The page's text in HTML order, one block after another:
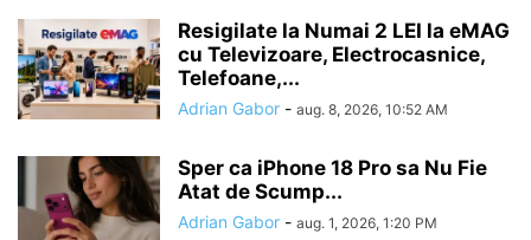
Resigilate la Numai 2 LEI la eMAG
cu Televizoare, Electrocasnice,
Telefoane,...
Adrian Gabor - aug. 8, 2026, 10:52 AM
Sper ca iPhone 18 Pro sa Nu Fie
Atat de Scump...
Adrian Gabor - aug. 1, 2026, 1:20 PM